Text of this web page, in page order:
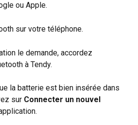
ou Apple.
sur votre téléphone.
le demande, accordez
à Tendy.
la batterie est bien insérée dans
sur Connecter un nouvel